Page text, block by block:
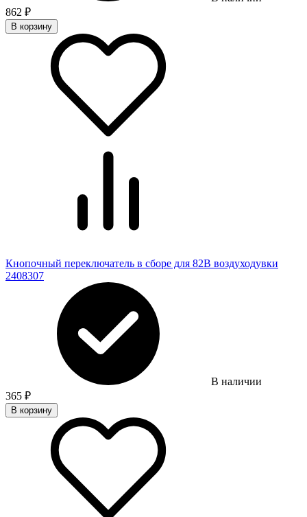
862 ₽
В корзину
Кнопочный переключатель в сборе для 82В воздуходувки
2408307
В наличии
365 ₽
В корзину